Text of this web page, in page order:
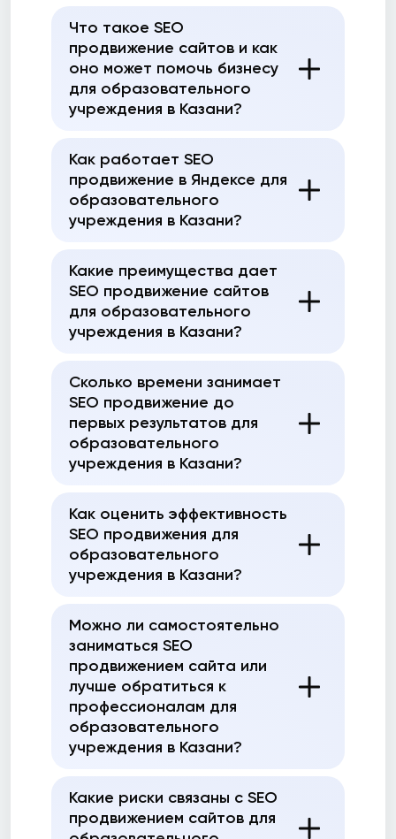
Что такое SEO
продвижение сайтов и как
оно может помочь бизнесу
для образовательного
учреждения в Казани?
Как работает SEO
продвижение в Яндексе для
образовательного
учреждения в Казани?
Какие преимущества дает
SEO продвижение сайтов
для образовательного
учреждения в Казани?
Сколько времени занимает
SEO продвижение до
первых результатов для
образовательного
учреждения в Казани?
Как оценить эффективность
SEO продвижения для
образовательного
учреждения в Казани?
Можно ли самостоятельно
заниматься SEO
продвижением сайта или
лучше обратиться к
профессионалам для
образовательного
учреждения в Казани?
Какие риски связаны с SEO
продвижением сайтов для